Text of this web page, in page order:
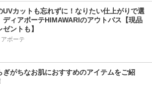
UVカットも忘れずに！なりたい仕上がりで選
ディアボーテHIMAWARIのアウトバス【現品
ゼントも】
ボーテ
ぎがちなお肌におすすめのアイテムをご紹